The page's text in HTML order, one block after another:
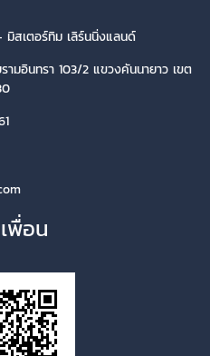
สเตอร์ทิม เลิร์นนิ่งแลนด์
มอินทรา 103/2 แขวงคันนายาว เขต
พื่อน